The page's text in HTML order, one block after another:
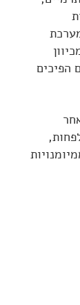
הפיכים